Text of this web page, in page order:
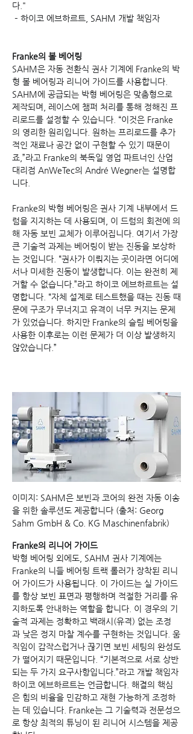
다."
– 하이코 에브하르트, SAHM 개발 책임자
Franke의 볼 베어링
SAHM은 자동 전환식 권사 기계에 Franke의 박
형 볼 베어링과 리니어 가이드를 사용합니다.
SAHM에 공급되는 박형 베어링은 맞춤형으로
제작되며, 레이스에 챔퍼 처리를 통해 정해진 프
리로드를 설정할 수 있습니다. “이것은 Franke
의 영리한 원리입니다. 원하는 프리로드를 추가
적인 재료나 공간 없이 구현할 수 있기 때문이
죠,”라고 Franke의 북독일 영업 파트너인 산업
대리점 AnWeTec의 André Wegner는 설명합
니다.
Franke의 박형 베어링은 권사 기계 내부에서 드
럼을 지지하는 데 사용되며, 이 드럼의 회전에 의
해 자동 보빈 교체가 이루어집니다. 여기서 가장
큰 기술적 과제는 베어링이 받는 진동을 보상하
는 것입니다. “권사가 이뤄지는 곳이라면 어디에
서나 미세한 진동이 발생합니다. 이는 완전히 제
거할 수 없습니다.”라고 하이코 에브하르트는 설
명합니다. “자체 설계로 테스트했을 때는 진동 때
문에 구조가 무너지고 유격이 너무 커지는 문제
가 있었습니다. 하지만 Franke의 슬림 베어링을
사용한 이후로는 이런 문제가 더 이상 발생하지
않았습니다.”
이미지: SAHM은 보빈과 코어의 완전 자동 이송
을 위한 솔루션도 제공합니다 (출처: Georg
Sahm GmbH & Co. KG Maschinenfabrik)
Franke의 리니어 가이드
박형 베어링 외에도, SAHM 권사 기계에는
Franke의 니들 베어링 트랙 롤러가 장착된 리니
어 가이드가 사용됩니다. 이 가이드는 실 가이드
를 항상 보빈 표면과 평행하며 적절한 거리를 유
지하도록 안내하는 역할을 합니다. 이 경우의 기
술적 과제는 정확하고 백래시(유격) 없는 조정
과 낮은 정지 마찰 계수를 구현하는 것입니다. 움
직임이 갑작스럽거나 끊기면 보빈 세팅의 완성도
가 떨어지기 때문입니다. “기본적으로 서로 상반
되는 두 가지 요구사항입니다.”라고 개발 책임자
하이코 에브하르트는 언급합니다. 해결의 핵심
은 힘의 비율을 민감하고 재현 가능하게 조정하
는 데 있습니다. Franke는 그 기술력과 전문성으
로 항상 최적의 튜닝이 된 리니어 시스템을 제공